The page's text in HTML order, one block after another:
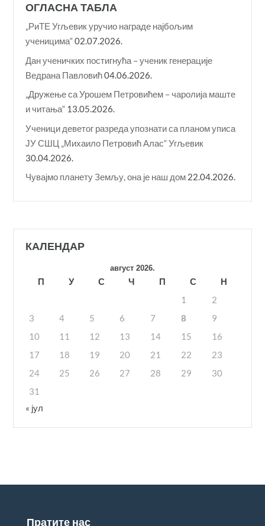
ОГЛАСНА ТАБЛА
„РиТЕ Угљевик уручио награде најбољим
ученицима“02.07.2026.
Дан ученичких постигнућа – ученик генерације
Ведрана Павловић04.06.2026.
„Дружење са Урошем Петровићем – чаролија маште
и читања“ 13.05.2026.
Ученици деветог разреда упознати са планом уписа
ЈУ СШЦ „Михаило Петровић Алас“ Угљевик
30.04.2026.
Чувајмо планету Земљу, она је наш дом 22.04.2026.
КАЛЕНДАР
август 2026.
П У С Ч П С
Н
1
2
3
4 5 6 7 8
9
10
11 12 13 14 15
16
17
18 19 20 21 22
23
24
25 26 27 28 29
30
31
« јул
Пратите нас